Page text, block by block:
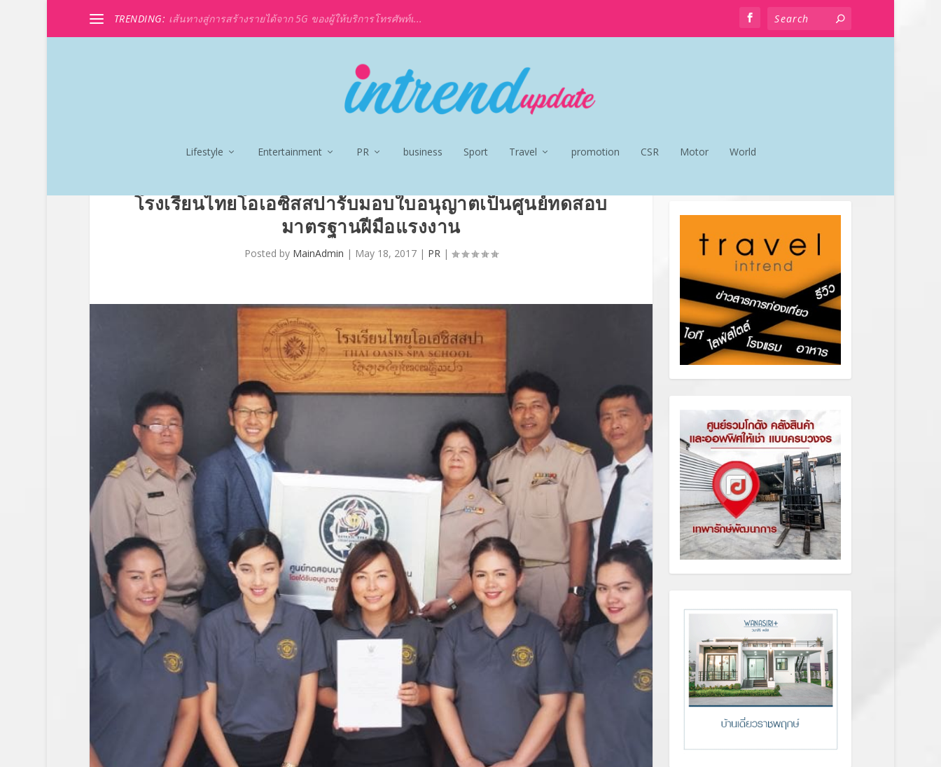
TRENDING: เส้นทางสู่การสร้างรายได้จาก 5G ของผู้ให้บริการโทรศัพท์เ...
Lifestyle Entertainment PR business Sport Travel promotion CSR Motor World
โรงเรียนไทยโอเอซิสสปารับมอบใบอนุญาตเป็นศูนย์ทดสอบ
มาตรฐานฝีมือแรงงาน
Posted by MainAdmin | May 18, 2017| PR|